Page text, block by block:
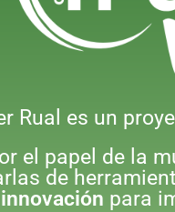
Rual es un
el papel de la
de
para